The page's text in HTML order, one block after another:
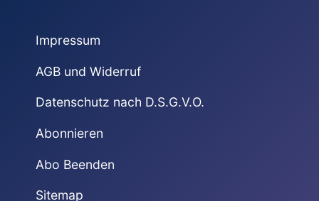
Impressum
AGB und Widerruf
Datenschutz nach D.S.G.V.O.
Abonnieren
Abo Beenden
Sitemap